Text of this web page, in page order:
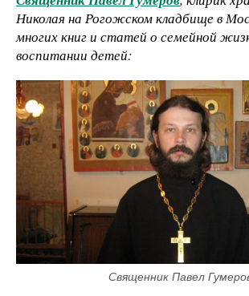
Николая на Рогожском кладбище в
многих книг и статей о семейной
воспитании детей:
Священник Павел